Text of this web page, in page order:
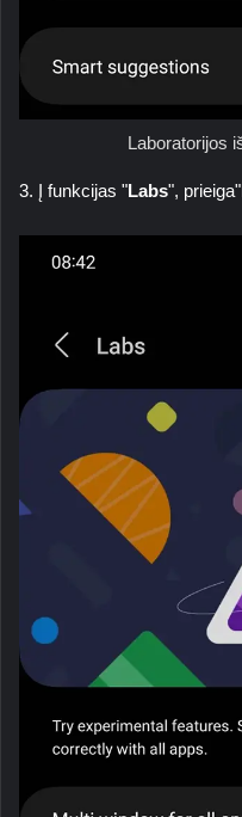
Laboratorijos
3. Į funkcijas "Labs", prieiga"